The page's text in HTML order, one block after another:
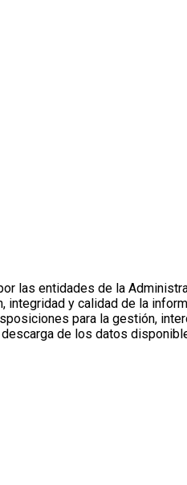
las entidades de la
y calidad de la
para la gestión,
de los datos